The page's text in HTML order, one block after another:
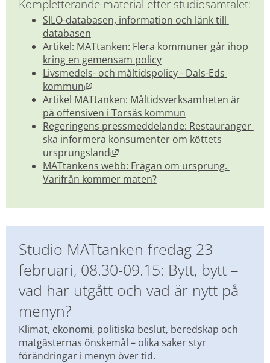
Kompletterande material efter studiosamtalet:
SILO-databasen, information och länk till
databasen
Artikel: MATtanken: Flera kommuner går ihop
kring en gemensam policy
Livsmedels- och måltidspolicy - Dals-Eds
kommun
Länk till annan webbplats, öppnas i
Artikel MATtanken: Måltidsverksamheten är
på offensiven i Torsås kommun
Regeringens pressmeddelande: Restauranger
ska informera konsumenter om köttets
ursprungsland
Länk till annan webbplats,
MATtankens webb: Frågan om ursprung.
Varifrån kommer maten?
Studio MATtanken fredag 23
februari, 08.30-09.15: Bytt, bytt –
vad har utgått och vad är nytt på
menyn?
Klimat, ekonomi, politiska beslut, beredskap och
matgästernas önskemål – olika saker styr
förändringar i menyn över tid.